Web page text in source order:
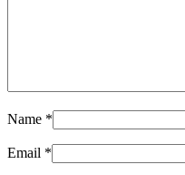
Name *
Email *